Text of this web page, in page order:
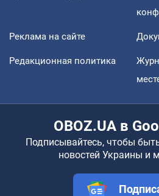
Реклама на сайте
Редакционная политика
OBOZ.UA в
Подписывайтесь, чтобы
новостей Украины и